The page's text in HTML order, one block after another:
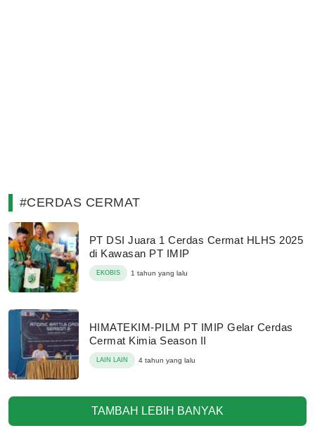
#CERDAS CERMAT
PT DSI Juara 1 Cerdas Cermat HLHS 2025
di Kawasan PT IMIP
EKOBIS 1 tahun yang lalu
HIMATEKIM-PILM PT IMIP Gelar Cerdas
Cermat Kimia Season II
LAIN LAIN 4 tahun yang lalu
TAMBAH LEBIH BANYAK